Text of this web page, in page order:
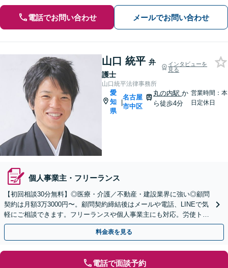
電話でお問い合わせ メールでお問い合わせ
山口 統平 弁
護士
インタビューを
見る
山口統平法律事務所
愛
知
県
|
名古屋
市中区
丸の内駅か
ら徒歩4分
営業時間：本
日定休日
個人事業主・フリーランス
【初回相談30分無料】◎医療・介護／不動産・建設業界に強い◎顧問
契約は月額3万3000円〜。顧問契約締結後はメールや電話、LINEで気
軽にご相談できます。フリーランスや個人事業主にも対応。労使トラ
ブルもスピーディに解決。【丸の内駅4分】
料金表を見る
電話で面談予約